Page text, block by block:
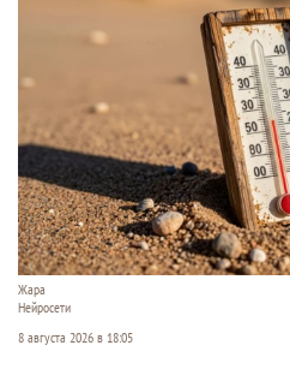
Жара
Нейросети
8 августа 2026 в 18:05